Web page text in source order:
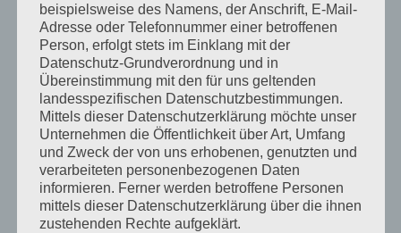
Juli 2014
Juni 2014
Januar 2014
August 2013
Juli 2013
Juni 2013
Mai 2013
April 2013
beispielsweise des Namens, der Anschrift, E-Mail-
Adresse oder Telefonnummer einer betroffenen
Person, erfolgt stets im Einklang mit der
Datenschutz-Grundverordnung und in
Übereinstimmung mit den für uns geltenden
landesspezifischen Datenschutzbestimmungen.
Mittels dieser Datenschutzerklärung möchte unser
Unternehmen die Öffentlichkeit über Art, Umfang
und Zweck der von uns erhobenen, genutzten und
verarbeiteten personenbezogenen Daten
informieren. Ferner werden betroffene Personen
mittels dieser Datenschutzerklärung über die ihnen
zustehenden Rechte aufgeklärt.